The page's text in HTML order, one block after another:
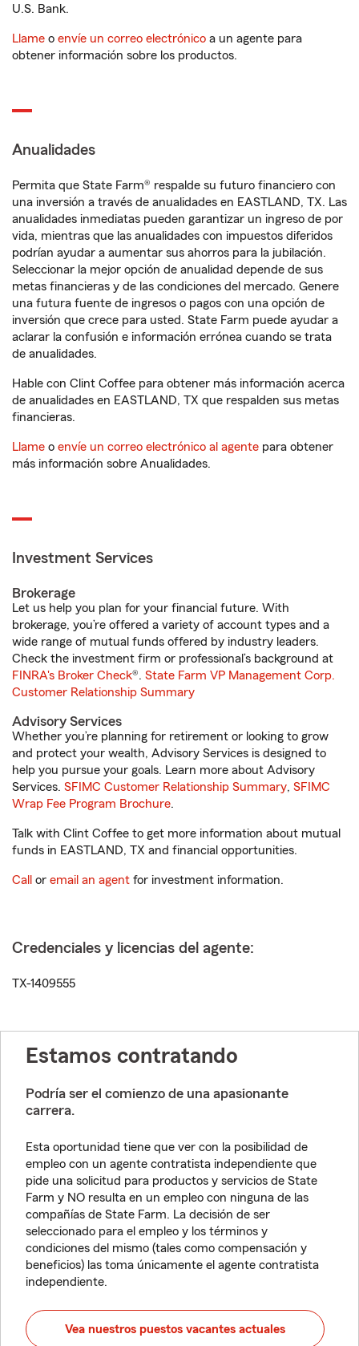
U.S. Bank.
Llame o envíe un correo electrónico a un agente para
obtener información sobre los productos.
Anualidades
Permita que State Farm® respalde su futuro financiero con
una inversión a través de anualidades en EASTLAND, TX. Las
anualidades inmediatas pueden garantizar un ingreso de por
vida, mientras que las anualidades con impuestos diferidos
podrían ayudar a aumentar sus ahorros para la jubilación.
Seleccionar la mejor opción de anualidad depende de sus
metas financieras y de las condiciones del mercado. Genere
una futura fuente de ingresos o pagos con una opción de
inversión que crece para usted. State Farm puede ayudar a
aclarar la confusión e información errónea cuando se trata
de anualidades.
Hable con Clint Coffee para obtener más información acerca
de anualidades en EASTLAND, TX que respalden sus metas
financieras.
Llame o envíe un correo electrónico al agente para obtener
más información sobre Anualidades.
Investment Services
Brokerage
Let us help you plan for your financial future. With
brokerage, you’re offered a variety of account types and a
wide range of mutual funds offered by industry leaders.
Check the investment firm or professional’s background at
FINRA's Broker Check®. State Farm VP Management Corp.
Customer Relationship Summary
Advisory Services
Whether you’re planning for retirement or looking to grow
and protect your wealth, Advisory Services is designed to
help you pursue your goals. Learn more about Advisory
Services. SFIMC Customer Relationship Summary, SFIMC
Wrap Fee Program Brochure.
Talk with Clint Coffee to get more information about mutual
funds in EASTLAND, TX and financial opportunities.
Call or email an agent for investment information.
Credenciales y licencias del agente:
TX-1409555
Estamos contratando
Podría ser el comienzo de una apasionante
carrera.
Esta oportunidad tiene que ver con la posibilidad de
empleo con un agente contratista independiente que
pide una solicitud para productos y servicios de State
Farm y NO resulta en un empleo con ninguna de las
compañías de State Farm. La decisión de ser
seleccionado para el empleo y los términos y
condiciones del mismo (tales como compensación y
beneficios) las toma únicamente el agente contratista
independiente.
Vea nuestros puestos vacantes actuales